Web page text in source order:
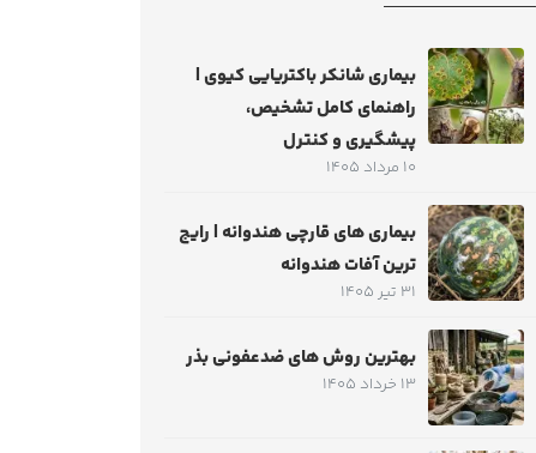
بیماری شانکر باکتریایی کیوی |
راهنمای کامل تشخیص،
پیشگیری و کنترل
10 مرداد 1405
بیماری های قارچی هندوانه | رایج
ترین آفات هندوانه
31 تیر 1405
بهترین روش های ضدعفونی بذر
13 خرداد 1405